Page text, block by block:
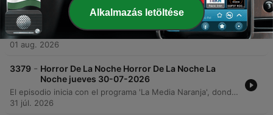
3380 - Horror De La Noche Horror De La Noche La
Noche viernes 31-07-2026
El programa inicia con una oración y el relato de un encuentro con un perro misterioso en la colonia México, seguido de experiencias sobre presencias extrañas en edificios universitarios y laboratorios de morfología. A través de diversas anécdotas, se exploran encuentros con entidades deformes en la zona de Plazuelas y apariciones en la calle Alameda. Asimismo, se discuten reflexiones sobre la percepción espiritual frente a causas médicas ante síntomas de desgano físico, concluyendo el episodio con una petición de luz por varios difuntos.
01 aug. 2026
3379 - Horror De La Noche Horror De La Noche La
Noche jueves 30-07-2026
El episodio inicia con el programa 'La Media Naranja', donde se comparten mensajes románticos y experiencias amorosas de los oyentes. Posteriormente, la transición hacia 'El Horror de la Noche' introduce temas de espiritualidad, peticiones de luz para difuntos y relatos sobre cementerios antiguos. A través de diversas llamadas, se exploran fenómenos paranormales que incluyen visiones en paredes, encuentros con presuntas entidades, leyendas como La Planchada y experiencias inquietantes en vehículos. El programa también aborda recuerdos de inundaciones históricas y testimonios de encuentros sobrenaturales en Jesús María.
31 júl. 2026
Alkalmazás letöltése